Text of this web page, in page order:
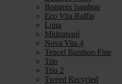
Bommix bamboo
Eco Vita Raffia
Luna
Midnatssol
Nova Vita 4
Tencel Bamboo Fine
Trio
Trio 2
Tweed Recycled